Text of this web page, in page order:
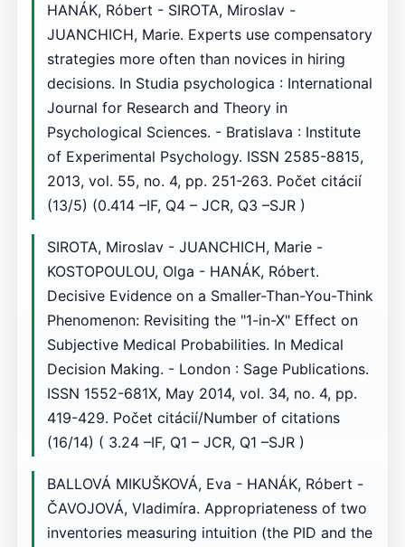
HANÁK, Róbert - SIROTA, Miroslav -
JUANCHICH, Marie. Experts use compensatory
strategies more often than novices in hiring
decisions. In Studia psychologica : International
Journal for Research and Theory in
Psychological Sciences. - Bratislava : Institute
of Experimental Psychology. ISSN 2585-8815,
2013, vol. 55, no. 4, pp. 251-263. Počet citácií
(13/5) (0.414 –IF, Q4 – JCR, Q3 –SJR )
SIROTA, Miroslav - JUANCHICH, Marie -
KOSTOPOULOU, Olga - HANÁK, Róbert.
Decisive Evidence on a Smaller-Than-You-Think
Phenomenon: Revisiting the "1-in-X" Effect on
Subjective Medical Probabilities. In Medical
Decision Making. - London : Sage Publications.
ISSN 1552-681X, May 2014, vol. 34, no. 4, pp.
419-429. Počet citácií/Number of citations
(16/14) ( 3.24 –IF, Q1 – JCR, Q1 –SJR )
BALLOVÁ MIKUŠKOVÁ, Eva - HANÁK, Róbert -
ČAVOJOVÁ, Vladimíra. Appropriateness of two
inventories measuring intuition (the PID and the